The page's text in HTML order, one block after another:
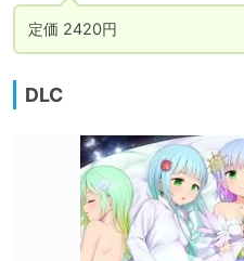
定価 2420円
DLC